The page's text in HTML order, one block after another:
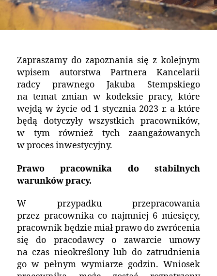
Zapraszamy do zapoznania się z kolejnym
wpisem autorstwa Partnera Kancelarii
radcy prawnego Jakuba Stempskiego
na temat zmian w kodeksie pracy, które
wejdą w życie od 1 stycznia 2023 r. a które
będą dotyczyły wszystkich pracowników,
w tym również tych zaangażowanych
w proces inwestycyjny.
Prawo pracownika do stabilnych
warunków pracy.
W przypadku przepracowania
przez pracownika co najmniej 6 miesięcy,
pracownik będzie miał prawo do zwrócenia
się do pracodawcy o zawarcie umowy
na czas nieokreślony lub do zatrudnienia
go w pełnym wymiarze godzin. Wniosek